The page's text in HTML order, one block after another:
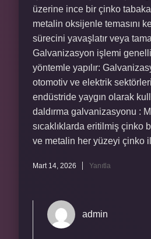
üzerine ince bir çinko
metalin oksijenle temasını
sürecini yavaşlatır veya
Galvanizasyon işlemi
yöntemle yapılır:
otomotiv ve elektrik
endüstride yaygın olarak
daldırma galvanizasyonu :
sıcaklıklarda eritilmiş çinko
ve metalin her yüzeyi çinko
Mart 14, 2026 Yanıtla
admin